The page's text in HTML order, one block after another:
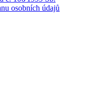
osobních údajů